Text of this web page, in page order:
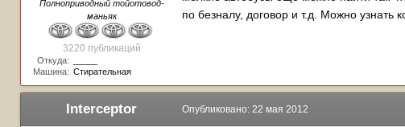
Полноприводный тойотовод-
маньяк
3220 публикаций
Откуда:
Машина: Стирательная
по безналу, договор и т.д. Можно узнать
Interceptor Опубликовано: 22 мая 2012